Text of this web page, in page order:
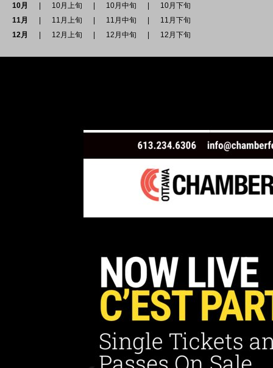
10月
10月上旬 10月中旬
10月下旬
11月
11月上旬 11月中旬
11月下旬
12月
12月上旬 12月中旬 12月下旬